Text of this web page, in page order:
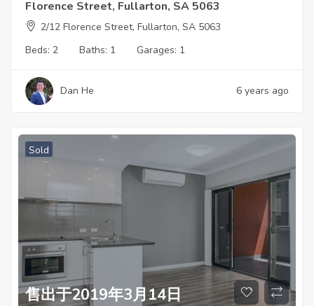
Florence Street, Fullarton, SA 5063
2/12 Florence Street, Fullarton, SA 5063
Beds: 2 Baths: 1 Garages: 1
Dan He 6 years ago
Sold
售出于2019年3月14日